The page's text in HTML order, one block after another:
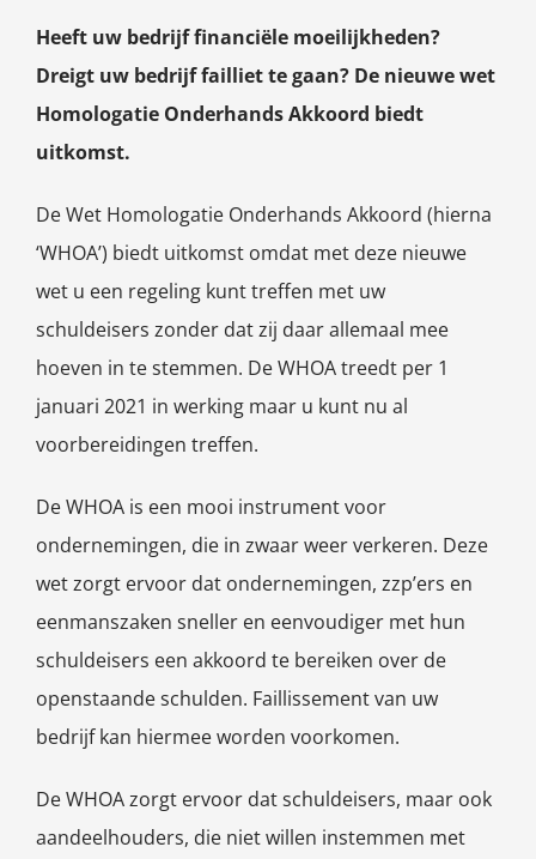
Heeft uw bedrijf financiële moeilijkheden?
Dreigt uw bedrijf failliet te gaan? De nieuwe wet
Homologatie Onderhands Akkoord biedt
uitkomst.
De Wet Homologatie Onderhands Akkoord (hierna
‘WHOA’) biedt uitkomst omdat met deze nieuwe
wet u een regeling kunt treffen met uw
schuldeisers zonder dat zij daar allemaal mee
hoeven in te stemmen. De WHOA treedt per 1
januari 2021 in werking maar u kunt nu al
voorbereidingen treffen.
De WHOA is een mooi instrument voor
ondernemingen, die in zwaar weer verkeren. Deze
wet zorgt ervoor dat ondernemingen, zzp’ers en
eenmanszaken sneller en eenvoudiger met hun
schuldeisers een akkoord te bereiken over de
openstaande schulden. Faillissement van uw
bedrijf kan hiermee worden voorkomen.
De WHOA zorgt ervoor dat schuldeisers, maar ook
aandeelhouders, die niet willen instemmen met